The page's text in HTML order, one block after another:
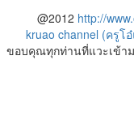
@2012 http://
kruao channel (ครูโ
ขอบคุณทุกท่านที่แวะเข้า